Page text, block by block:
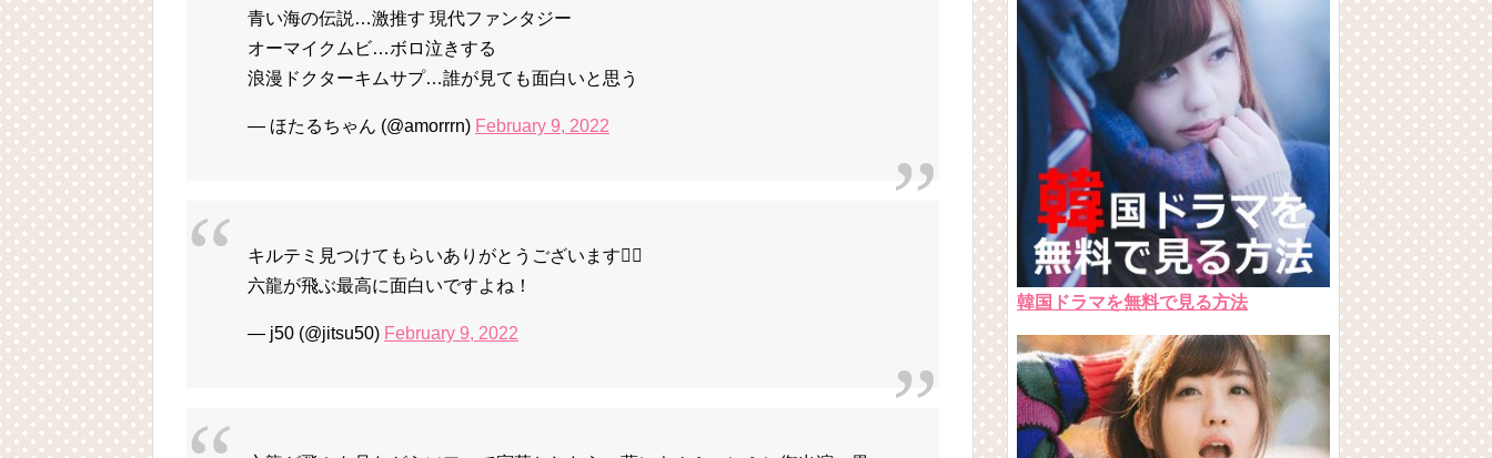
青い海の伝説…激推す 現代ファンタジー
オーマイクムビ…ボロ泣きする
浪漫ドクターキムサプ…誰が見ても面白いと思う
— ほたるちゃん (@amorrrn) February 9, 2022
キルテミ見つけてもらいありがとうございます🙇‍♂️
六龍が飛ぶ最高に面白いですよね！
— j50 (@jitsu50) February 9, 2022
韓国ドラマを無料で見る方法